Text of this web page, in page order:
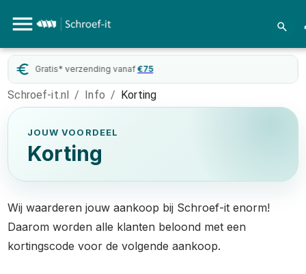
Gratis* verzending vanaf €75
Schroef-it.nl / Info / Korting
JOUW VOORDEEL
Korting
Wij waarderen jouw aankoop bij Schroef-it enorm!
Daarom worden alle klanten beloond met een
kortingscode voor de volgende aankoop.